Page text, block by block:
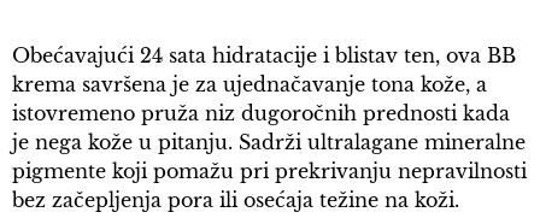
Obećavajući 24 sata hidratacije i blistav ten, ova BB
krema savršena je za ujednačavanje tona kože, a
istovremeno pruža niz dugoročnih prednosti kada
je nega kože u pitanju. Sadrži ultralagane mineralne
pigmente koji pomažu pri prekrivanju nepravilnosti
bez začepljenja pora ili osećaja težine na koži.